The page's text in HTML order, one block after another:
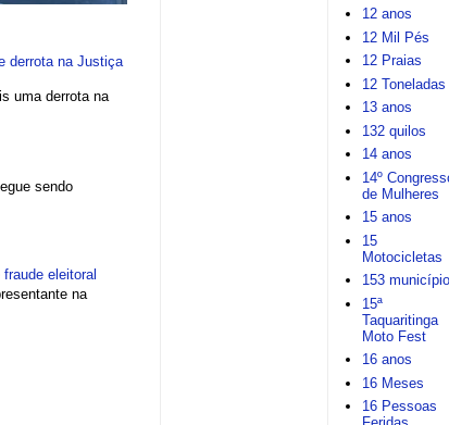
derrota na Justiça
uma derrota na
sendo
eleitoral
na
12 anos
12 Mil Pés
12 Praias
12 Toneladas
13 anos
132 quilos
14 anos
14º
de Mulheres
15 anos
15
Motocicletas
153
15ª
Taquaritinga
Moto Fest
16 anos
16 Meses
16 Pessoas